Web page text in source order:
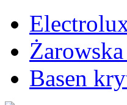
Basen